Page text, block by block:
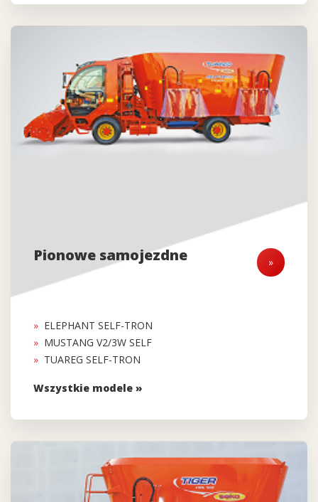
»
Pionowe samojezdne
ELEPHANT SELF-TRON
MUSTANG V2/3W SELF
TUAREG SELF-TRON
Wszystkie modele »